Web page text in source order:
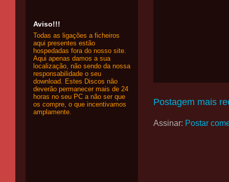
Postagem mais
Assinar: Postar
Aviso!!!
Todas as ligações a ficheiros
aqui presentes estão
hospedadas fora do nosso site.
Aqui apenas damos a sua
localização, não sendo da nossa
responsabilidade o seu
download. Estes Discos não
deverão permanecer mais de 24
horas no seu PC a não ser que
os compre, o que incentivamos
amplamente.